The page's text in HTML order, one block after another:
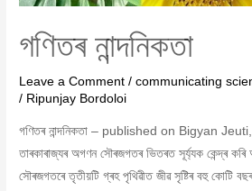
গণিতৰ নান্দনিকতা
Leave a Comment /communicating
/ Ripunjay Bordoloi
গণিতৰ নান্দনিকতা – published on Bigyan
তাৰকাৰাজ্যৰ অগণন সৌৰজগতৰ ভিতৰত সূৰ্য্যক কেন্দ্ৰ
সৌৰজগতৰে তৃতীয়টি গ্ৰহ পৃথিৱীত জীৱ সৃষ্টিৰ বহু কোটি